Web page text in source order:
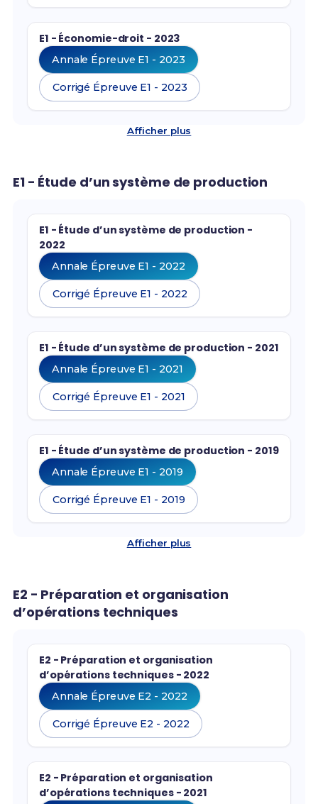
E1 - Économie-droit - 2023
Annale Épreuve E1 - 2023
Corrigé Épreuve E1 - 2023
Afficher plus
E1 - Étude d’un système de production
E1 - Étude d’un système de production -
2022
Annale Épreuve E1 - 2022
Corrigé Épreuve E1 - 2022
E1 - Étude d’un système de production - 2021
Annale Épreuve E1 - 2021
Corrigé Épreuve E1 - 2021
E1 - Étude d’un système de production - 2019
Annale Épreuve E1 - 2019
Corrigé Épreuve E1 - 2019
Afficher plus
E2 - Préparation et organisation
d’opérations techniques
E2 - Préparation et organisation
d’opérations techniques - 2022
Annale Épreuve E2 - 2022
Corrigé Épreuve E2 - 2022
E2 - Préparation et organisation
d’opérations techniques - 2021